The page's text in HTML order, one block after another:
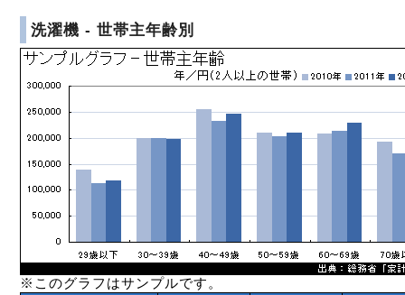
洗濯機 - 世帯主年齢別
※このグラフはサンプルです。